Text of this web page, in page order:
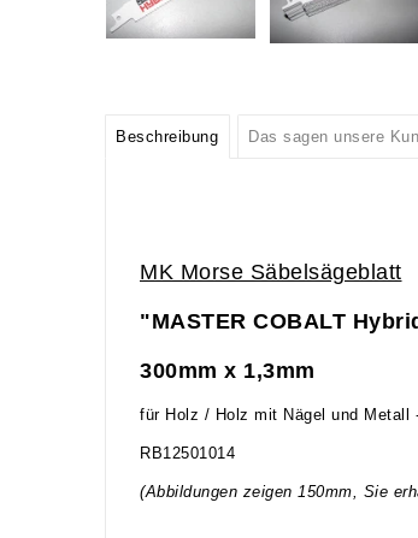
Beschreibung Das sagen unsere
MK Morse Säbelsägeblatt
"MASTER COBALT
300mm x 1,3mm
für Holz / Holz mit Nägel und Metall
RB12501014
(Abbildungen zeigen 150mm, Sie